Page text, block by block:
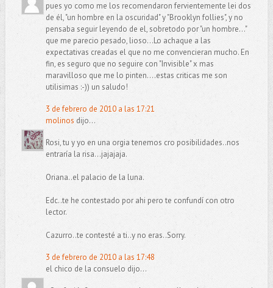
pues yo como me los recomendaron fervientemente lei dos
de él, "un hombre en la oscuridad" y "Brooklyn follies", y no
pensaba seguir leyendo de el, sobretodo por "un hombre..."
que me parecio pesado, lioso...Lo achaque a las
expectativas creadas el que no me convencieran mucho. En
fin, es seguro que no seguire con "Invisible" x mas
maravilloso que me lo pinten....estas criticas me son
utilisimas :-)) un saludo!
3 de febrero de 2010 a las 17:21
molinos dijo...
Rosi, tu y yo en una orgia tenemos cro posibilidades..nos
entraría la risa...jajajaja.
Oriana..el palacio de la luna.
Edc..te he contestado por ahi pero te confundí con otro
lector.
Cazurro..te contesté a ti..y no eras..Sorry.
3 de febrero de 2010 a las 17:48
el chico de la consuelo dijo...